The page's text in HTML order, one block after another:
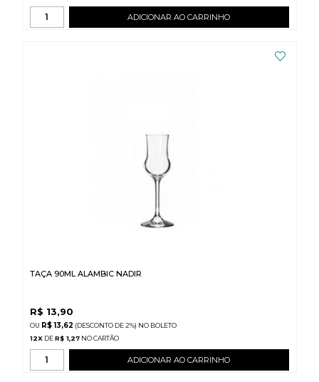
ADICIONAR AO CARRINHO
TAÇA 90ML ALAMBIC NADIR
R$ 13,90
R$ 13,62 (DESCONTO DE 2%) NO BOLETO
12X DE R$ 1,27
ADICIONAR AO CARRINHO